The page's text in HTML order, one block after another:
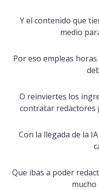
Y el contenido que
medio
Por eso empleas
O reinviertes los
contratar redactores
Con la llegada de la
Que ibas a poder
mucho